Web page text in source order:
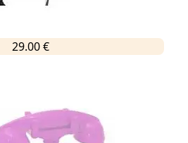
29.00 €